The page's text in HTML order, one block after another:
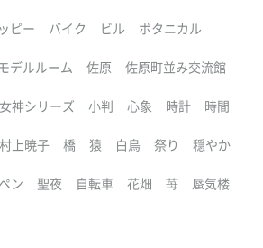
ピー バイク ビル ボタニカル
デルルーム 佐原 佐原町並み交流館
女神シリーズ 小判 心象 時計 時間
村上暁子 橋 猿 白鳥 祭り 穏やか
ン 聖夜 自転車 花畑 苺 蜃気楼